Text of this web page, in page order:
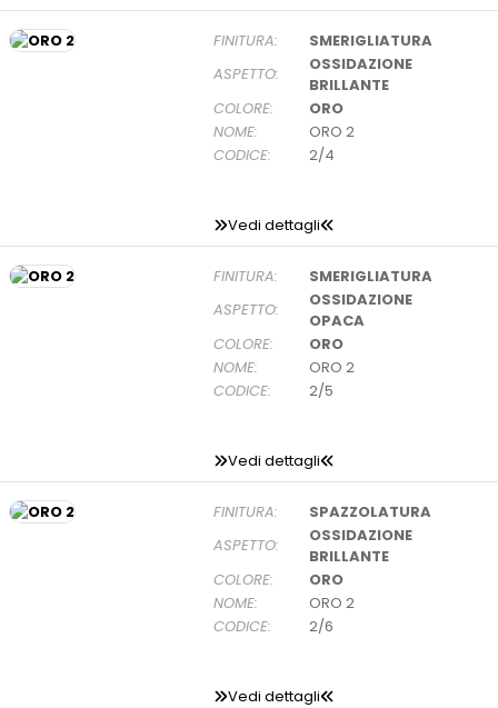
FINITURA:
SMERIGLIATURA
ASPETTO:
OSSIDAZIONE
BRILLANTE
COLORE:
ORO
NOME:
ORO 2
CODICE:
2/4
Vedi dettagli
FINITURA:
SMERIGLIATURA
ASPETTO:
OSSIDAZIONE
OPACA
COLORE:
ORO
NOME:
ORO 2
CODICE:
2/5
Vedi dettagli
FINITURA:
SPAZZOLATURA
ASPETTO:
OSSIDAZIONE
BRILLANTE
COLORE:
ORO
NOME:
ORO 2
CODICE:
2/6
Vedi dettagli